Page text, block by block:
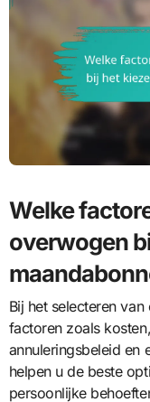
Welke
overwogen
Bij het selecteren
factoren zoals
annuleringsbeleid en
helpen u de beste
persoonlijke